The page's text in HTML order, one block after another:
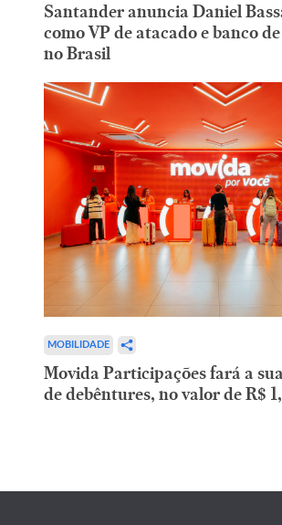
Santander anuncia Daniel
como VP de atacado e banco
no Brasil
MOBILIDADE
Movida Participações fará a
de debêntures, no valor de R$